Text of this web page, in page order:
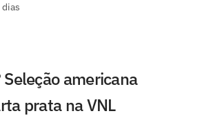
dias
americana
prata na VNL